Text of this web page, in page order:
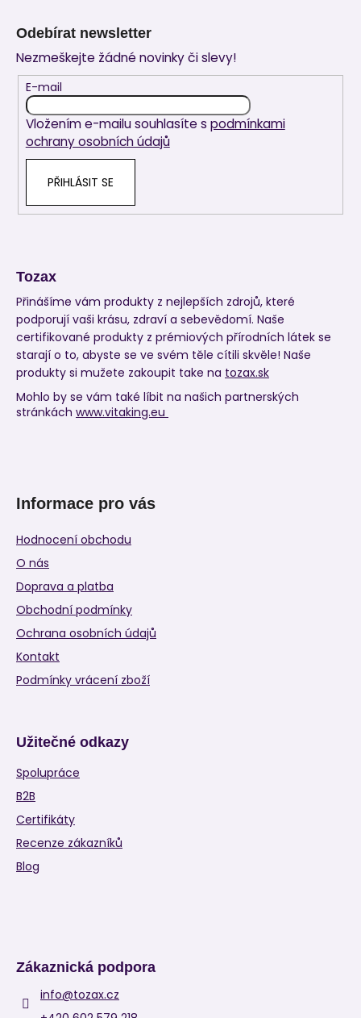
Odebírat newsletter
Nezmeškejte žádné novinky či slevy!
E-mail
Vložením e-mailu souhlasíte s podmínkami
ochrany osobních údajů
PŘIHLÁSIT SE
Tozax
Přinášíme vám produkty z nejlepších zdrojů, které
podporují vaši krásu, zdraví a sebevědomí. Naše
certifikované produkty z prémiových přírodních látek se
starají o to, abyste se ve svém těle cítili skvěle! Naše
produkty si mužete zakoupit take na tozax.sk
Mohlo by se vám také líbit na našich partnerských
stránkách www.vitaking.eu
Informace pro vás
Hodnocení obchodu
O nás
Doprava a platba
Obchodní podmínky
Ochrana osobních údajů
Kontakt
Podmínky vrácení zboží
Užitečné odkazy
Spolupráce
B2B
Certifikáty
Recenze zákazníků
Blog
Zákaznická podpora
info@tozax.cz